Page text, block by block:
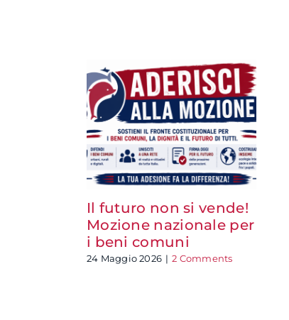
Il futuro non si vende!
Mozione nazionale per
i beni comuni
24 Maggio 2026 | 2 Comments